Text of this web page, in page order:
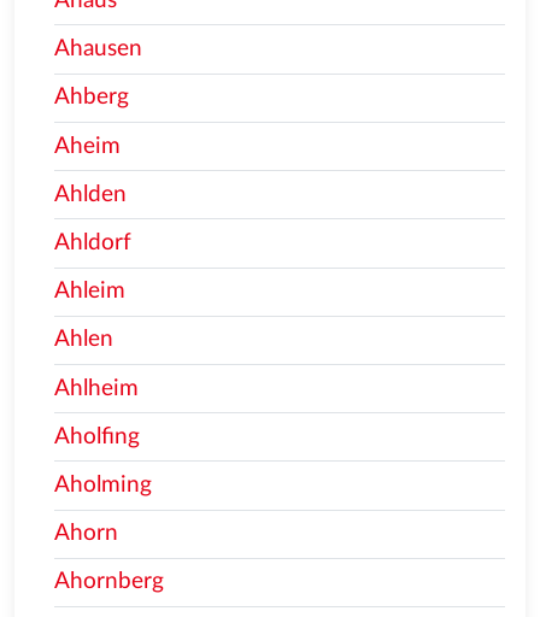
Ahausen
Ahberg
Aheim
Ahlden
Ahldorf
Ahleim
Ahlen
Ahlheim
Aholfing
Aholming
Ahorn
Ahornberg